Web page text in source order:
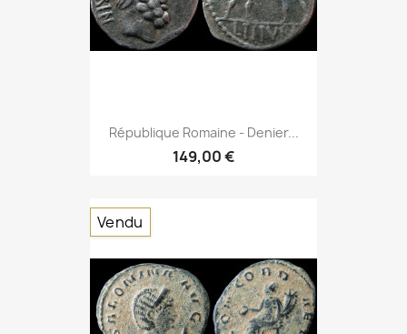
République Romaine - Denier...
149,00 €
Vendu